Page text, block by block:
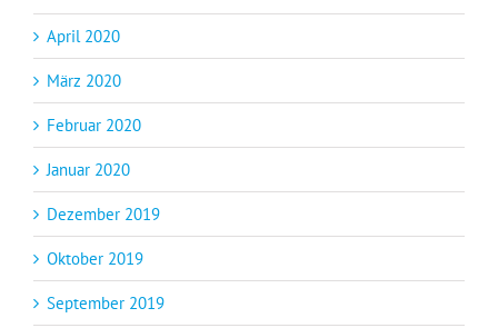
April 2020
März 2020
Februar 2020
Januar 2020
Dezember 2019
Oktober 2019
September 2019